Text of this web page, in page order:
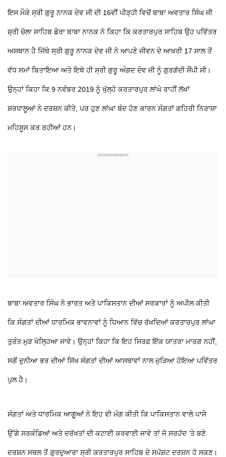
ਇਸ ਮੌਕੇ ਸ੍ਰੀ ਗੁਰੂ ਨਾਨਕ ਦੇਵ ਜੀ ਦੀ 16ਵੀਂ ਪੀੜ੍ਹੀ ਵਿਚੋਂ ਬਾਬਾ ਅਵਤਾਰ ਸਿੰਘ ਜੀ
ਸ਼੍ਰੀ ਚੋਲਾ ਸਾਹਿਬ ਡੇਰਾ ਬਾਬਾ ਨਾਨਕ ਨੇ ਕਿਹਾ ਕਿ ਕਰਤਾਰਪੁਰ ਸਾਹਿਬ ਉਹ ਪਵਿੱਤਰ
ਅਸਥਾਨ ਹੈ ਜਿੱਥੇ ਸ੍ਰੀ ਗੁਰੂ ਨਾਨਕ ਦੇਵ ਜੀ ਨੇ ਆਪਣੇ ਜੀਵਨ ਦੇ ਆਖ਼ਰੀ 17 ਸਾਲ ਤੋਂ
ਵੱਧ ਸਮਾਂ ਬਿਤਾਇਆ ਅਤੇ ਇਥੇ ਹੀ ਸ੍ਰੀ ਗੁਰੂ ਅੰਗਦ ਦੇਵ ਜੀ ਨੂੰ ਗੁਰਗੱਦੀ ਸੌਂਪੀ ਸੀ।
ਉਨ੍ਹਾਂ ਕਿਹਾ ਕਿ 9 ਨਵੰਬਰ 2019 ਨੂੰ ਖੁੱਲ੍ਹੇ ਕਰਤਾਰਪੁਰ ਲਾਂਘੇ ਰਾਹੀਂ ਲੱਖਾਂ
ਸ਼ਰਧਾਲੂਆਂ ਨੇ ਦਰਸ਼ਨ ਕੀਤੇ, ਪਰ ਹੁਣ ਲਾਂਘਾ ਬੰਦ ਹੋਣ ਕਾਰਨ ਸੰਗਤਾਂ ਗਹਿਰੀ ਨਿਰਾਸ਼ਾ
ਮਹਿਸੂਸ ਕਰ ਰਹੀਆਂ ਹਨ।
ਬਾਬਾ ਅਵਤਾਰ ਸਿੰਘ ਨੇ ਭਾਰਤ ਅਤੇ ਪਾਕਿਸਤਾਨ ਦੀਆਂ ਸਰਕਾਰਾਂ ਨੂੰ ਅਪੀਲ ਕੀਤੀ
ਕਿ ਸੰਗਤਾਂ ਦੀਆਂ ਧਾਰਮਿਕ ਭਾਵਨਾਵਾਂ ਨੂੰ ਧਿਆਨ ਵਿੱਚ ਰੱਖਦਿਆਂ ਕਰਤਾਰਪੁਰ ਲਾਂਘਾ
ਤੁਰੰਤ ਮੁੜ ਖੋਲ੍ਹਿਆ ਜਾਵੇ। ਉਨ੍ਹਾਂ ਕਿਹਾ ਕਿ ਇਹ ਸਿਰਫ਼ ਇੱਕ ਯਾਤਰਾ ਮਾਰਗ ਨਹੀਂ,
ਸਗੋਂ ਦੁਨੀਆ ਭਰ ਦੀਆਂ ਸਿੱਖ ਸੰਗਤਾਂ ਦੀਆਂ ਆਸਥਾਵਾਂ ਨਾਲ ਜੁੜਿਆ ਹੋਇਆ ਪਵਿੱਤਰ
ਪੁਲ ਹੈ।
ਸੰਗਤਾਂ ਅਤੇ ਧਾਰਮਿਕ ਆਗੂਆਂ ਨੇ ਇਹ ਵੀ ਮੰਗ ਕੀਤੀ ਕਿ ਪਾਕਿਸਤਾਨ ਵਾਲੇ ਪਾਸੇ
ਉੱਗੇ ਸਰਕੰਡਿਆਂ ਅਤੇ ਦਰੱਖਤਾਂ ਦੀ ਕਟਾਈ ਕਰਵਾਈ ਜਾਵੇ ਤਾਂ ਜੋ ਸਰਹੱਦ ’ਤੇ ਬਣੇ
ਦਰਸ਼ਨ ਸਥਲ ਤੋਂ ਗੁਰਦੁਆਰਾ ਸ੍ਰੀ ਕਰਤਾਰਪੁਰ ਸਾਹਿਬ ਦੇ ਸਪੱਸ਼ਟ ਦਰਸ਼ਨ ਹੋ ਸਕਣ।